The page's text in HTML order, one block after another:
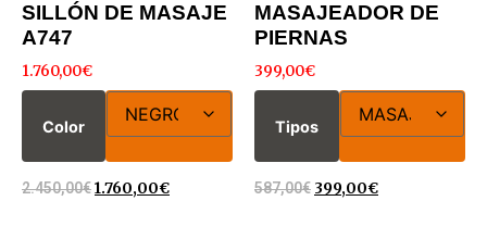
SILLÓN DE MASAJE
A747
1.760,00€
Color
2.450,00€1.760,00€
MASAJEADOR DE
PIERNAS
399,00€
Tipos
587,00€ 399,00€